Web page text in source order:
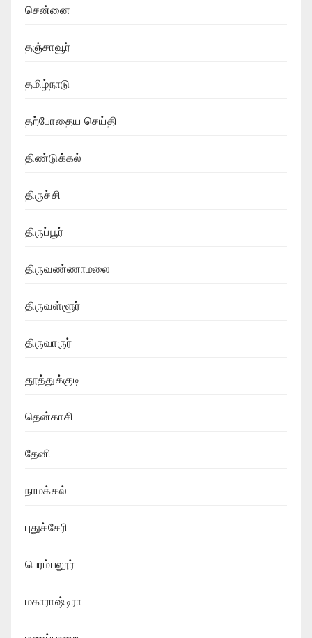
சென்னை
தஞ்சாவூர்
தமிழ்நாடு
தற்போதைய செய்தி
திண்டுக்கல்
திருச்சி
திருப்பூர்
திருவண்ணாமலை
திருவள்ளூர்
திருவாருர்
தூத்துக்குடி
தென்காசி
தேனி
நாமக்கல்
புதுச்சேரி
பெரம்பலூர்
மகாராஷ்டிரா